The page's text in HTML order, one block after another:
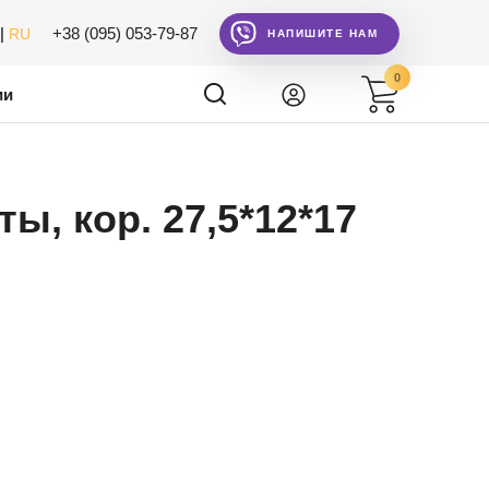
RU +38 (095) 053-79-87 НАПИШИТЕ НАМ
0
кор. 27,5*12*17